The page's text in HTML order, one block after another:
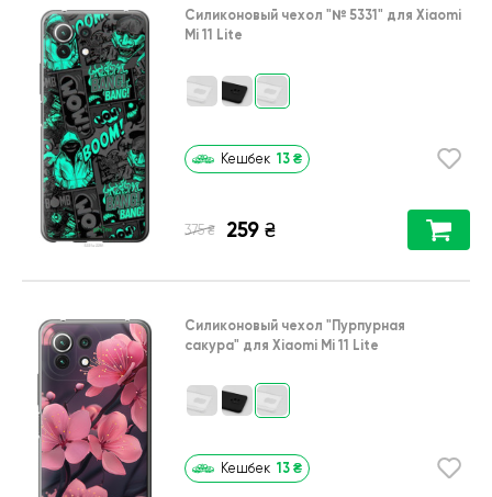
Силиконовый чехол "№ 5331" для Xiaomi
Mi 11 Lite
Кешбек 13 ₴
375 ₴ 259 ₴
Силиконовый чехол "Пурпурная
сакура" для Xiaomi Mi 11 Lite
Кешбек 13 ₴